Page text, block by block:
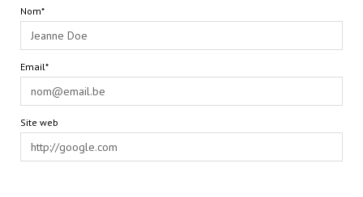
Nom*
Email*
Site web